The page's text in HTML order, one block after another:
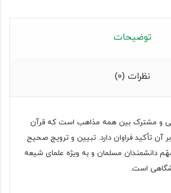
توضیحات
نظرات (0)
و مشترک بین همه مذاهب است که قرآن
آن تأکید فراوان دارد. تبیین و ترویج صحیح
دانشمندان مسلمان و به ‌ویژه علمای شیعه
است.